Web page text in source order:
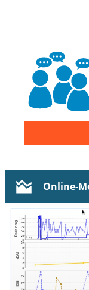
Online-